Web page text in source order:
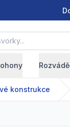
konstrukce